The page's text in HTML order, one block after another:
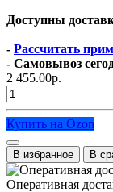
Доступны
- Рассчитать
- Самовывоз
2 455.00р.
Купить на Ozon
В избранное В
Оперативная